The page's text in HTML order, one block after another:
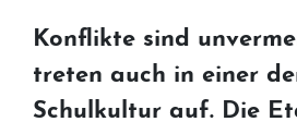
Konflikte sind
treten auch in einer
Schulkultur auf. Die